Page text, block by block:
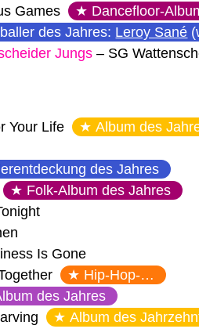
Games
Dancefloor-
des Jahres: Leroy Sané
Jungs – SG
Your Life
Album des
des Jahres
Folk-Album des Jahres
Is Gone
Hip-Hop-…
des Jahres
Album des